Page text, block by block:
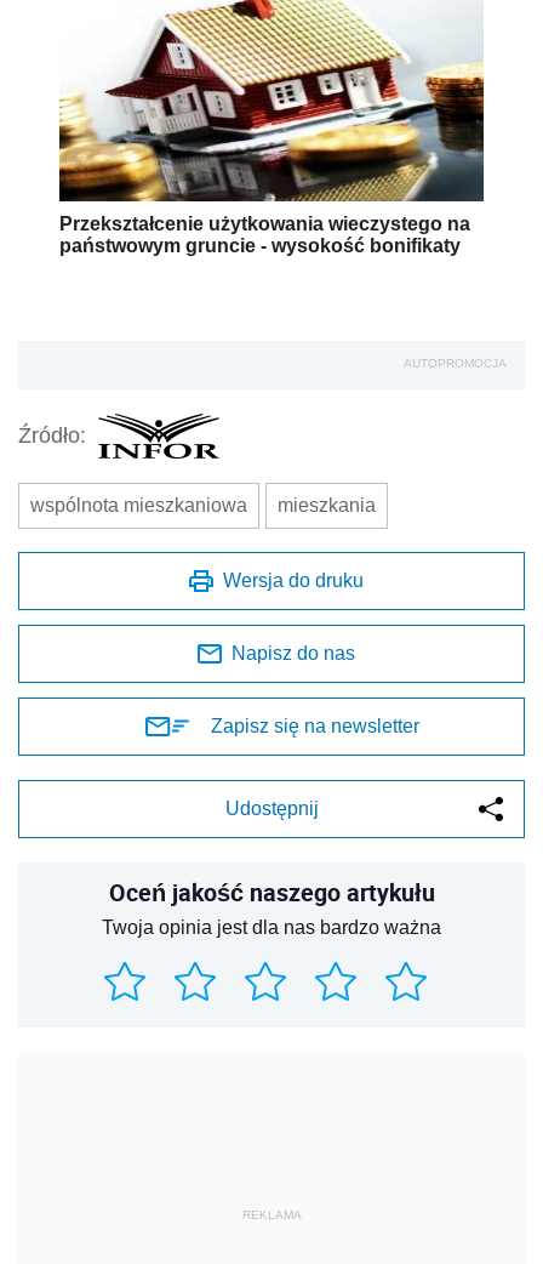
Przekształcenie użytkowania wieczystego na
państwowym gruncie - wysokość bonifikaty
AUTOPROMOCJA
Źródło:
wspólnota mieszkaniowa mieszkania
Wersja do druku
Napisz do nas
Zapisz się na newsletter
Udostępnij
Oceń jakość naszego artykułu
Twoja opinia jest dla nas bardzo ważna
REKLAMA